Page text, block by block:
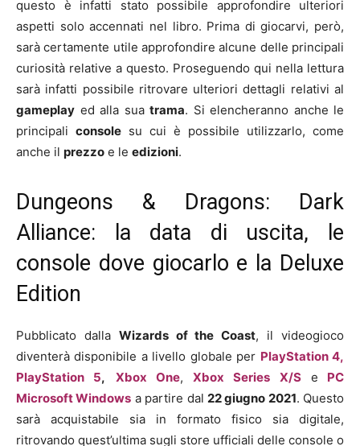
questo è infatti stato possibile approfondire ulteriori
aspetti solo accennati nel libro. Prima di giocarvi, però,
sarà certamente utile approfondire alcune delle principali
curiosità relative a questo. Proseguendo qui nella lettura
sarà infatti possibile ritrovare ulteriori dettagli relativi al
gameplay ed alla sua trama. Si elencheranno anche le
principali console su cui è possibile utilizzarlo, come
anche il prezzo e le edizioni.
Dungeons & Dragons: Dark
Alliance: la data di uscita, le
console dove giocarlo e la Deluxe
Edition
Pubblicato dalla Wizards of the Coast, il videogioco
diventerà disponibile a livello globale per PlayStation 4,
PlayStation 5, Xbox One, Xbox Series X/S e PC
Microsoft Windows a partire dal 22giugno 2021. Questo
sarà acquistabile sia in formato fisico sia digitale,
ritrovando quest’ultima sugli store ufficiali delle console o